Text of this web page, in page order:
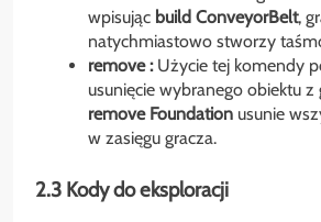
wpisując build ConveyorBelt,
natychmiastowo stworzy
remove:Użycie tej komendy
usunięcie wybranego obiektu z
remove Foundation usunie
w zasięgu gracza.
2.3 Kody do eksploracji